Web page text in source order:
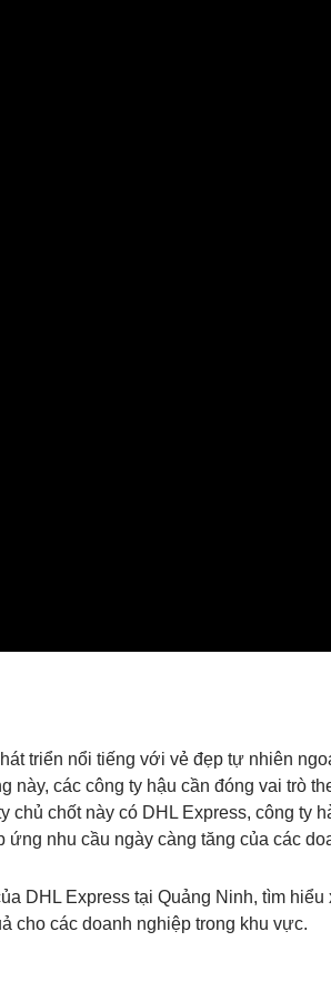
triển nổi tiếng với vẻ đẹp tự nhiên
các công ty hậu cần đóng vai trò
chốt này có DHL Express, công ty
nhu cầu ngày càng tăng của các
DHL Express tại Quảng Ninh, tìm
cho các doanh nghiệp trong khu vực.